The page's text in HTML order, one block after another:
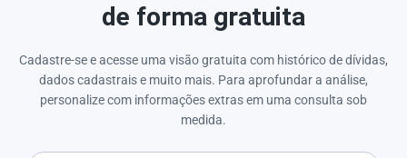
de forma gratuita
Cadastre-se e acesse uma visão gratuita com histórico de dívidas,
dados cadastrais e muito mais. Para aprofundar a análise,
personalize com informações extras em uma consulta sob
medida.